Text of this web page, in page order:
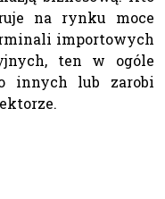
na rynku moce
importowych
ten w ogóle
innych lub zarobi